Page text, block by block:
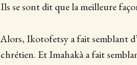
Ils se sont dit que la meilleure
Alors, Ikotofetsy a fait semblant
chrétien. Et Imahakà a fait